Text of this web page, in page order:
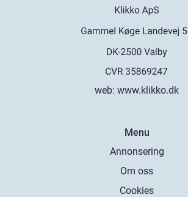
web: www.klikko.dk
Menu
Annonsering
Om oss
Cookies